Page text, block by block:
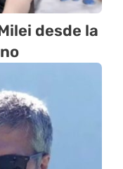
desde la